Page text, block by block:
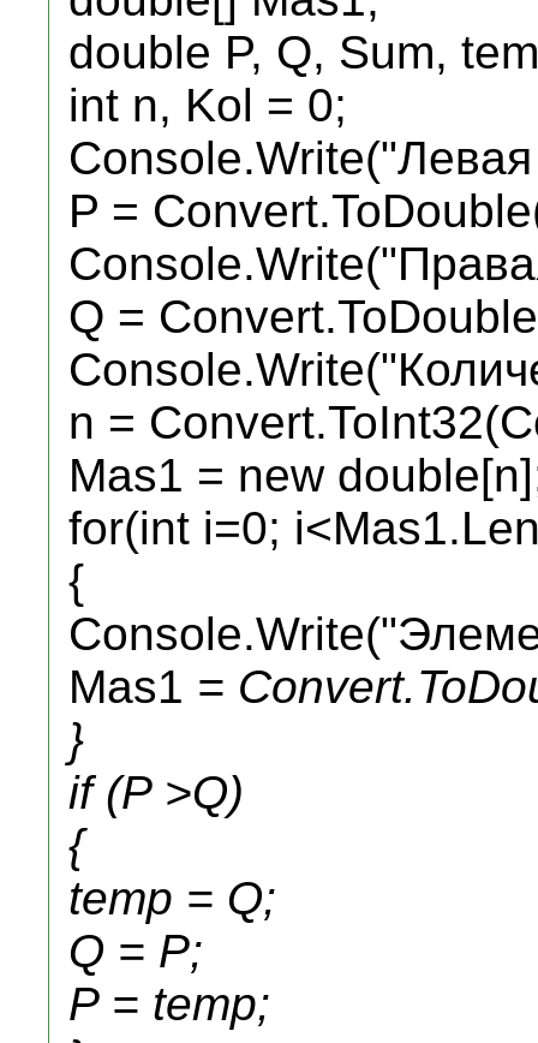
double P, Q, Sum,
int n, Kol = 0;
P =
Q =
n =
Mas1 = new
for(int i=0;
{
Mas1 =
}
if (P >Q)
{
temp = Q;
Q = P;
P = temp;